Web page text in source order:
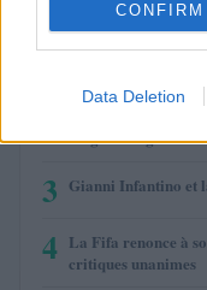
CONFIRM
Data Deletion
1 VivaTech 2026 :
long terme grâce à
3 Gianni Infantino et
4 La Fifa renonce à
critiques unanimes